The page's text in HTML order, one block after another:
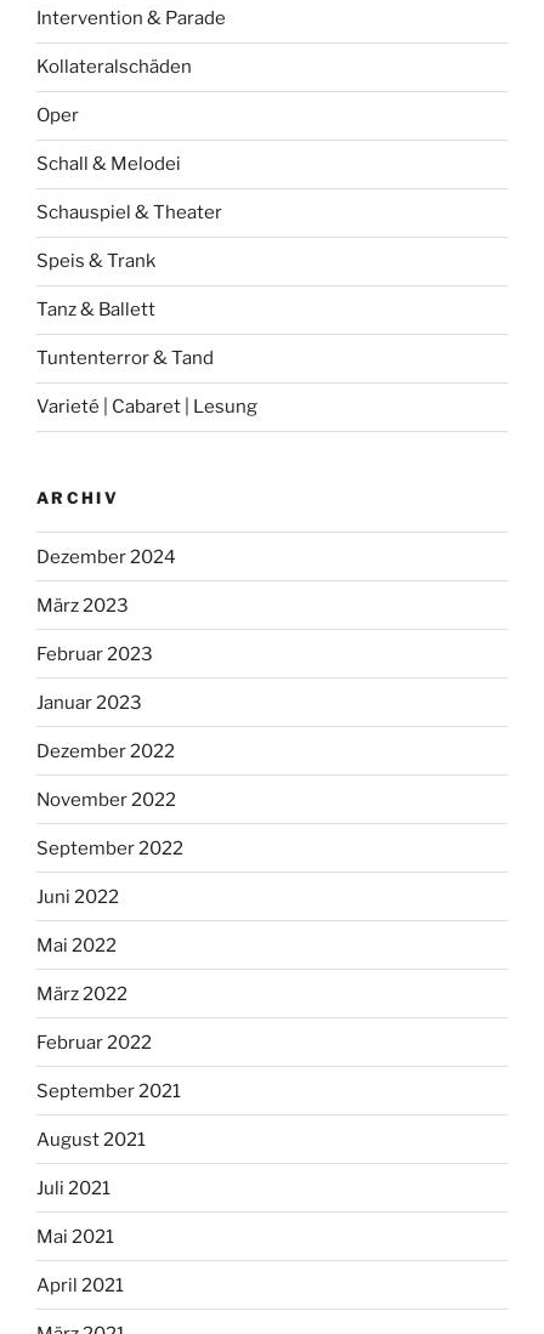
Intervention & Parade
Kollateralschäden
Oper
Schall & Melodei
Schauspiel & Theater
Speis & Trank
Tanz & Ballett
Tuntenterror & Tand
Varieté | Cabaret | Lesung
ARCHIV
Dezember 2024
März 2023
Februar 2023
Januar 2023
Dezember 2022
November 2022
September 2022
Juni 2022
Mai 2022
März 2022
Februar 2022
September 2021
August 2021
Juli 2021
Mai 2021
April 2021